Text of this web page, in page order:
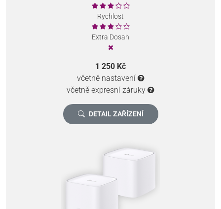
Rychlost
Extra Dosah
1 250 Kč
včetně nastavení
včetně expresní záruky
DETAIL ZAŘÍZENÍ